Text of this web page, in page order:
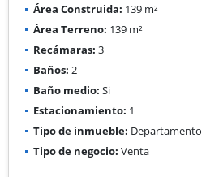
Área Construida: 139 m²
Área Terreno: 139 m²
Recámaras: 3
Baños: 2
Baño medio: Si
Estacionamiento: 1
Tipo de inmueble: Departamento
Tipo de negocio: Venta